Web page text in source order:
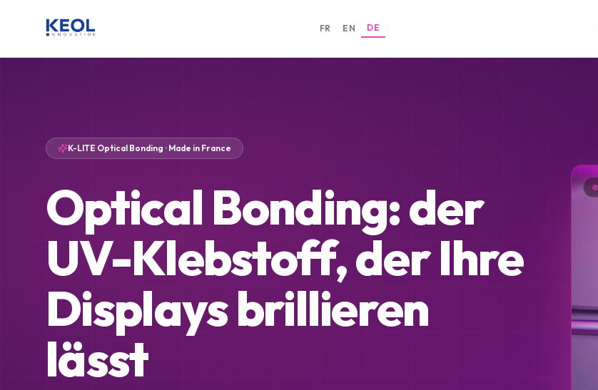
FR EN DE
K-LITE Optical Bonding · Made in France
Optical Bonding: der
UV-Klebstoff, der Ihre
Displays brillieren
lässt